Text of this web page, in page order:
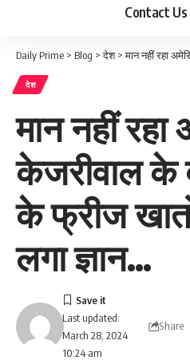
Contact Us
Daily Prime > Blog >देश>मान नहीं रहा अमेरिका,
देश
मान नहीं रहा
केजरीवाल के
के फ्रीज
लगा ज्ञान…
Last updated:
March 28, 2024
10:24 am
Share